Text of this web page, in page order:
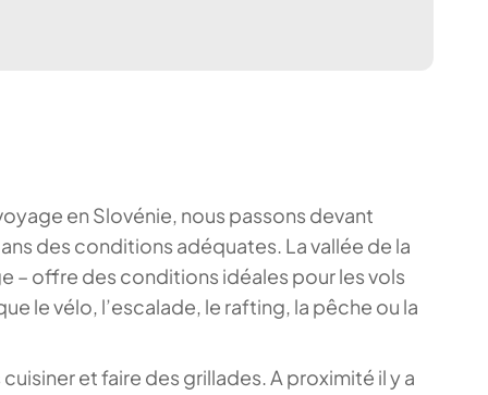
en Slovénie, nous passons devant
des conditions adéquates. La vallée de la
– offre des conditions idéales pour les vols
le vélo, l’escalade, le rafting, la pêche ou la
et faire des grillades. A proximité il y a